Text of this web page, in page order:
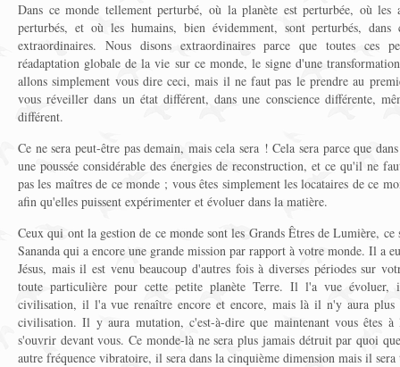
Dans ce monde tellement perturbé, où la planète est perturbée, où
perturbés, et où les humains, bien évidemment, sont perturbés, dans
extraordinaires. Nous disons extraordinaires parce que toutes ces
réadaptation globale de la vie sur ce monde, le signe d'une
allons simplement vous dire ceci, mais il ne faut pas le prendre au
vous réveiller dans un état différent, dans une conscience différente,
différent.
Ce ne sera peut-être pas demain, mais cela sera ! Cela sera parce que
une poussée considérable des énergies de reconstruction, et ce qu'il ne
pas les maîtres de ce monde ; vous êtes simplement les locataires de ce
afin qu'elles puissent expérimenter et évoluer dans la matière.
Ceux qui ont la gestion de ce monde sont les Grands Êtres de Lumière, ce
Sananda qui a encore une grande mission par rapport à votre monde. Il a
Jésus, mais il est venu beaucoup d'autres fois à diverses périodes sur
toute particulière pour cette petite planète Terre. Il l'a vue
civilisation, il l'a vue renaître encore et encore, mais là il n'y aura plus
civilisation. Il y aura mutation, c'est-à-dire que maintenant vous êtes
s'ouvrir devant vous. Ce monde-là ne sera plus jamais détruit par quoi
autre fréquence vibratoire, il sera dans la cinquième dimension mais il